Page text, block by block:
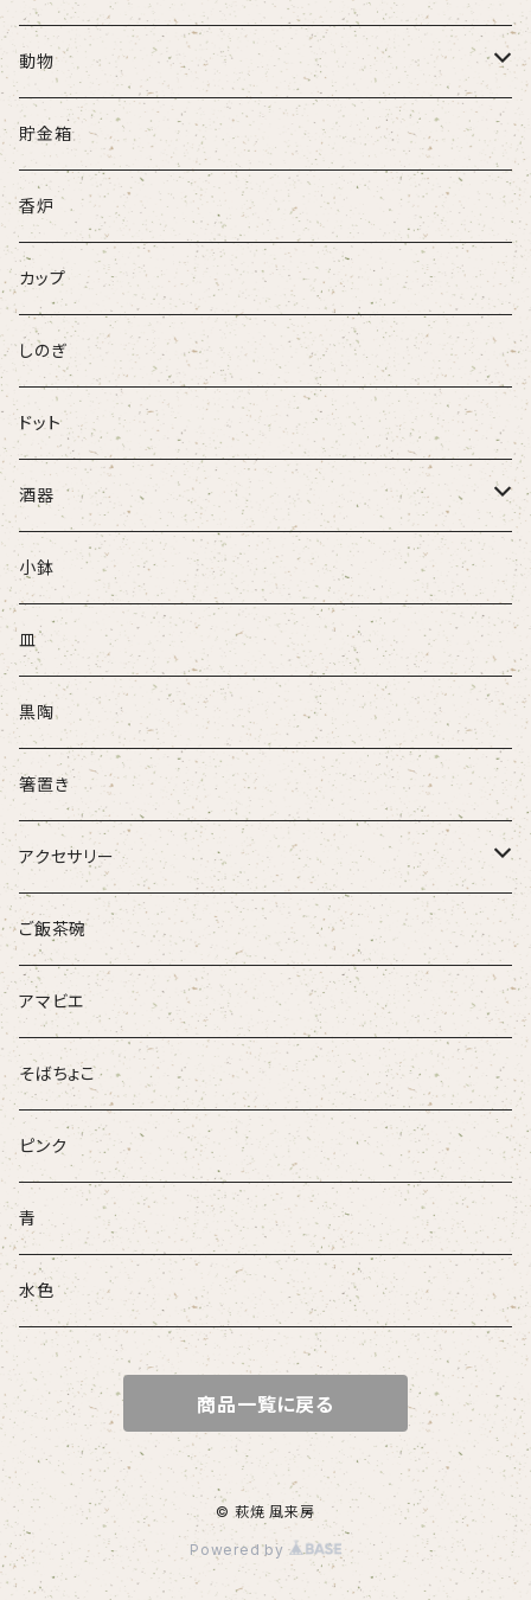
動物
牛
ネコ
ウサギ
パンダ
貯金箱
香炉
カップ
しのぎ
ドット
酒器
ぐい吞
盃
酒注ぎ
小鉢
皿
黒陶
箸置き
アクセサリー
ループタイ
ブローチ
ご飯茶碗
アマビエ
そばちょこ
ピンク
青
水色
商品一覧に戻る
© 萩焼 風来房
Powered by